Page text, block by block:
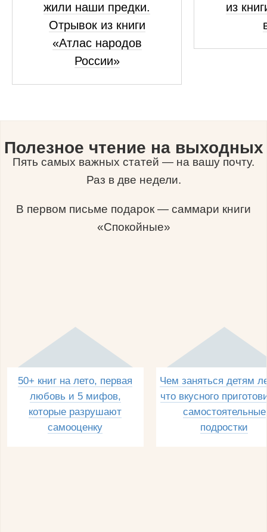
жили наши предки.
Отрывок из книги
«Атлас народов
России»
из
Полезное чтение на выходных
Пять самых важных статей — на вашу почту.
Раз в две недели.
В первом письме подарок — саммари книги
«Спокойные»
50+ книг на лето, первая
любовь и 5 мифов,
которые разрушают
самооценку
Чем заняться детям
что вкусного
самостоятельные
подростки